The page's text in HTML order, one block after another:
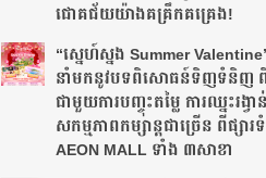
ជោគជ័យយ៉ាងគគ្រឹកគគ្រេង!
“ស្នេហ៍ស្នង Summer
នាំមកនូវបទពិសោធន៍ទិញទំនិញ
ជាមួយការបញ្ចុះតម្លៃ ការឈ្នះរង្វ
សកម្មភាពកម្សាន្តជាច្រើន ពីផ្សារ
AEON MALL ទាំង ៣សាខា